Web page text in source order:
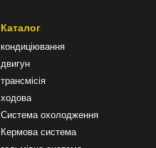
Каталог
кондиціювання
двигун
трансмісія
ходова
Система охолодження
Кермова система